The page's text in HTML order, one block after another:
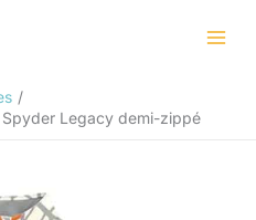
Legacy demi-zippé